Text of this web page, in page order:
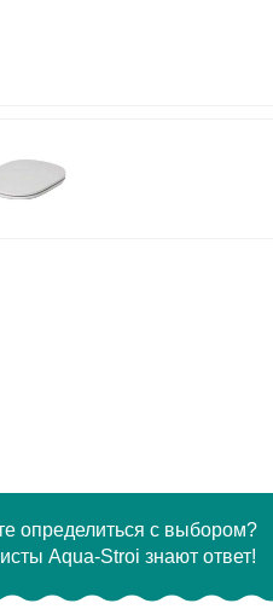
определиться с выбором?
Aqua-Stroi знают ответ!